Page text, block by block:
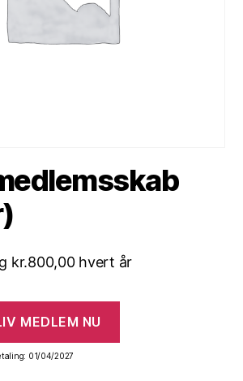
kr.800,00 hvert år
MEDLEM NU
01/04/2027